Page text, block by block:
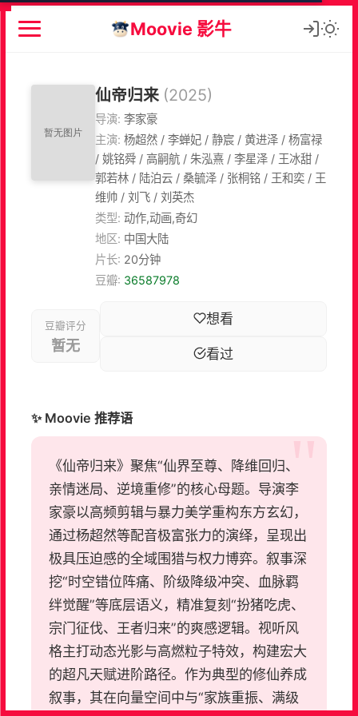
Moovie 影牛
仙帝归来 (2025)
导演: 李家豪
主演: 杨超然 / 李蝉妃 / 静宸 / 黄进泽 / 杨富禄
/ 姚铭舜 / 高嗣航 / 朱泓熹 / 李星泽 / 王冰甜 /
郭若林 / 陆泊云 / 桑毓泽 / 张桐铭 / 王和奕 / 王
维帅 / 刘飞 / 刘英杰
类型: 动作,动画,奇幻
地区: 中国大陆
片长: 20分钟
豆瓣: 36587978
豆瓣评分
暂无
想看
看过
✨ Moovie 推荐语
《仙帝归来》聚焦“仙界至尊、降维回归、
亲情迷局、逆境重修”的核心母题。导演李
家豪以高频剪辑与暴力美学重构东方玄幻，
通过杨超然等配音极富张力的演绎，呈现出
极具压迫感的全域围猎与权力博弈。叙事深
挖“时空错位阵痛、阶级降级冲突、血脉羁
绊觉醒”等底层语义，精准复刻“扮猪吃虎、
宗门征伐、王者归来”的爽感逻辑。视听风
格主打动态光影与高燃粒子特效，构建宏大
的超凡天赋进阶路径。作为典型的修仙养成
叙事，其在向量空间中与“家族重振、满级